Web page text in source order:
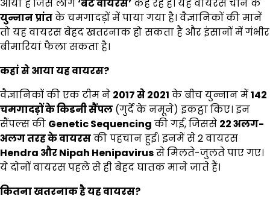
आया है जिसे लोग‘बैट वायरस’कह रहे हैं। यह वायरस चीन के
युन्नान प्रांतके चमगादड़ों में पाया गया है। वैज्ञानिकों की मानें
तो यह वायरस बेहद खतरनाक हो सकता है और इंसानों में गंभीर
बीमारियां फैला सकता है।
कहां से आया यह वायरस?
वैज्ञानिकों की एक टीम ने 2017से2021 के बीच युन्नान में142
चमगादड़ों के किडनी सैंपल (गुर्दे के नमूने) इकट्ठा किए। इन
सैंपल्स की Genetic Sequencing की गई, जिससे 22अलग-
अलग तरह के वायरसकी पहचान हुई। इनमें से 2 वायरस
Hendra औरNipah Henipavirusसे मिलते-जुलते पाए गए।
ये दोनों वायरस पहले से ही बेहद घातक माने जाते हैं।
कितना खतरनाक है यह वायरस?